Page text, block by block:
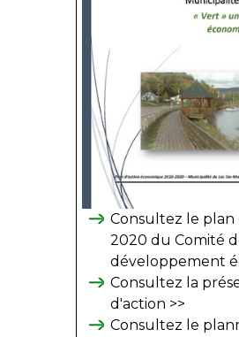
Consultez le plan
2020 du Comité
développement
Consultez la
d'action >>
Consultez le